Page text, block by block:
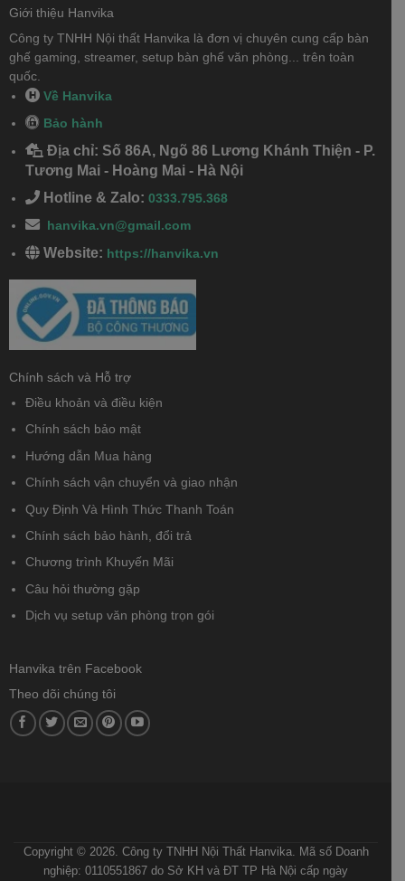
Giới thiệu Hanvika
Công ty TNHH Nội thất Hanvika là đơn vị chuyên cung cấp bàn
ghế gaming, streamer, setup bàn ghế văn phòng... trên toàn
quốc.
Về Hanvika
Bảo hành
Địa chỉ: Số 86A, Ngõ 86 Lương Khánh Thiện - P.
Tương Mai - Hoàng Mai - Hà Nội
Hotline & Zalo: 0333.795.368
hanvika.vn@gmail.com
Website: https://hanvika.vn
Chính sách và Hỗ trợ
Điều khoản và điều kiện
Chính sách bảo mật
Hướng dẫn Mua hàng
Chính sách vận chuyển và giao nhận
Quy Định Và Hình Thức Thanh Toán
Chính sách bảo hành, đổi trả
Chương trình Khuyến Mãi
Câu hỏi thường gặp
Dịch vụ setup văn phòng trọn gói
Hanvika trên Facebook
Theo dõi chúng tôi
Copyright © 2026. Công ty TNHH Nội Thất Hanvika. Mã số Doanh
nghiệp: 0110551867 do Sở KH và ĐT TP Hà Nội cấp ngày